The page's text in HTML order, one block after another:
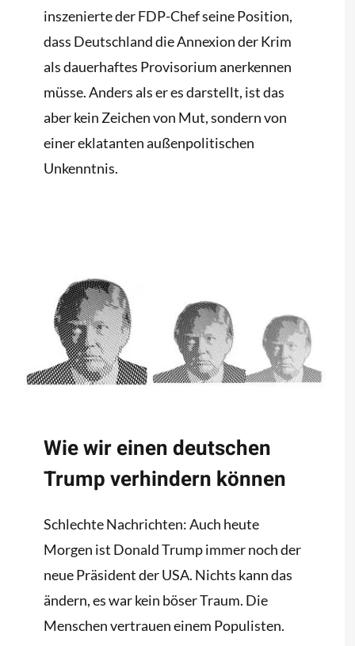
inszenierte der FDP-Chef seine Position,
dass Deutschland die Annexion der Krim
als dauerhaftes Provisorium anerkennen
müsse. Anders als er es darstellt, ist das
aber kein Zeichen von Mut, sondern von
einer eklatanten außenpolitischen
Unkenntnis.
Wie wir einen deutschen
Trump verhindern können
Schlechte Nachrichten: Auch heute
Morgen ist Donald Trump immer noch der
neue Präsident der USA. Nichts kann das
ändern, es war kein böser Traum. Die
Menschen vertrauen einem Populisten.